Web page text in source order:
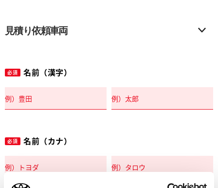
見積り依頼車両
必須 名前（漢字）
必須 名前（カナ）